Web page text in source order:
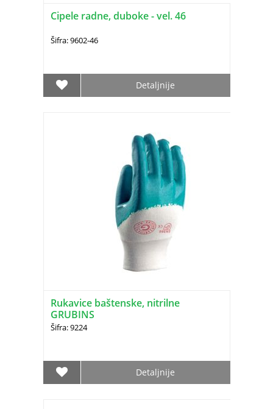
Cipele radne, duboke - vel. 46
Šifra: 9602-46
Detaljnije
Rukavice baštenske, nitrilne
GRUBINS
Šifra: 9224
Detaljnije